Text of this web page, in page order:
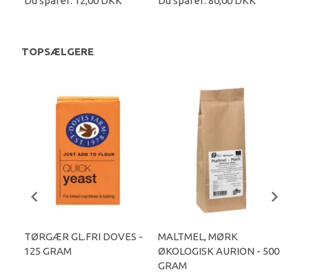
TOPSÆLGERE
TØRGÆR GL.FRI DOVES -
125 GRAM
MALTMEL, MØRK
ØKOLOGISK AURION - 500
GRAM